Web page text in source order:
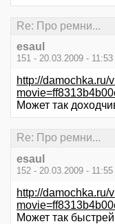
Re: Про ремни...
esaul
151 - 20.03.2009 - 11:53
http://damochka.ru/
Может так
Re: Про ремни...
esaul
152 - 20.03.2009 - 11:55
http://damochka.ru/
Может так